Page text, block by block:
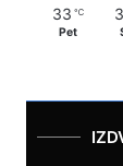
33 ℃
Pet